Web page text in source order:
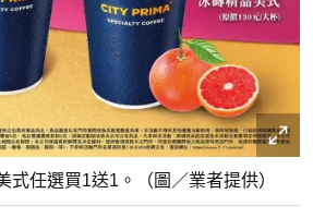
任選買1送1。（圖／業者提供）